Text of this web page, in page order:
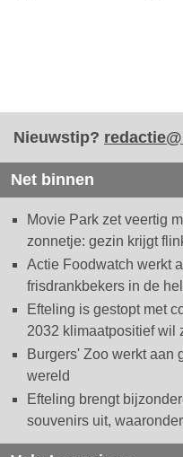
Nieuwstip?
Net binnen
Movie Park zet veertig
zonnetje: gezin krijgt
Actie Foodwatch werkt
frisdrankbekers in de
Efteling is gestopt met
2032 klimaatpositief wil
Burgers' Zoo werkt aan
wereld
Efteling brengt
souvenirs uit,